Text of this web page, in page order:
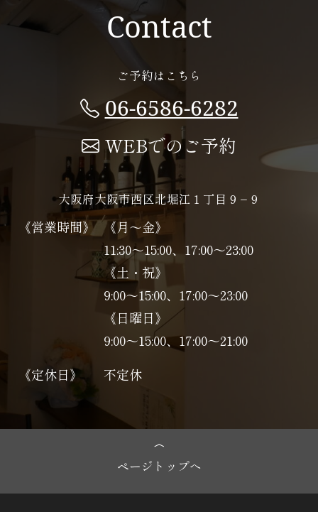
Contact
ご予約はこちら
06-6586-6282
WEBでのご予約
大阪府大阪市西区北堀江１丁目９−９
《営業時間》 《月～金》
11:30～15:00、17:00～23:00
《土・祝》
9:00～15:00、17:00〜23:00
《日曜日》
9:00～15:00、17:00〜21:00
《定休日》
不定休
ページトップへ